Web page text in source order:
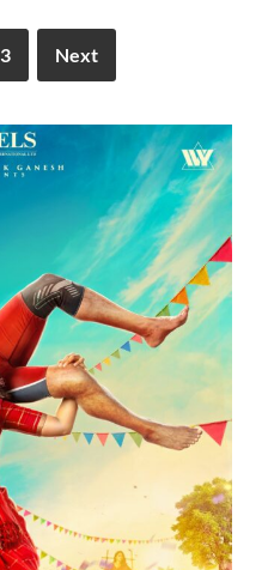
3 Next